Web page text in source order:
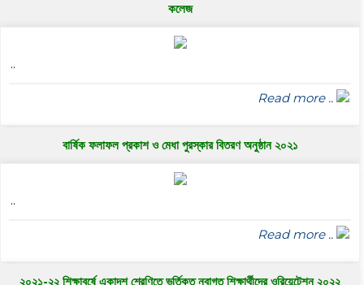
কলেজ
..
Read more ..
বার্ষিক ফলাফল প্রকাশ ও মেধা পুরস্কার বিতরণ অনুষ্ঠান ২০২১
..
Read more ..
২০২১-২২ শিক্ষাবর্ষে একাদশ শ্রেণিতে ভর্তিকৃত নবাগত শিক্ষার্থীদের ওরিয়েন্টেশন ২০২২